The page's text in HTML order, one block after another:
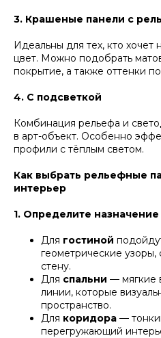
3. Крашеные панели с
Идеальны для тех, кто хочет
цвет. Можно подобрать
покрытие, а также оттенки
4. С подсветкой
Комбинация рельефа и
в арт-объект. Особенно
профили с тёплым светом.
Как выбрать рельефные
интерьер
1. Определите
Для гостиной
геометрические
стену.
Для спальни — мягкие
линии, которые
пространство.
Для коридора —
перегружающий